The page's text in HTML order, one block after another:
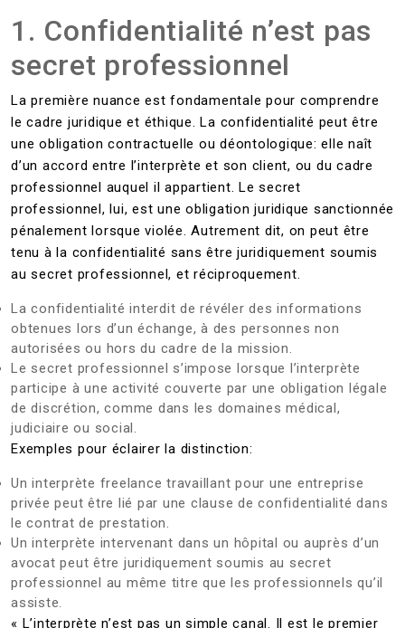
1. Confidentialité n’est pas
secret professionnel
La première nuance est fondamentale pour comprendre
le cadre juridique et éthique. La confidentialité peut être
une obligation contractuelle ou déontologique: elle naît
d’un accord entre l’interprète et son client, ou du cadre
professionnel auquel il appartient. Le secret
professionnel, lui, est une obligation juridique sanctionnée
pénalement lorsque violée. Autrement dit, on peut être
tenu à la confidentialité sans être juridiquement soumis
au secret professionnel, et réciproquement.
La confidentialité interdit de révéler des informations
obtenues lors d’un échange, à des personnes non
autorisées ou hors du cadre de la mission.
Le secret professionnel s’impose lorsque l’interprète
participe à une activité couverte par une obligation légale
de discrétion, comme dans les domaines médical,
judiciaire ou social.
Exemples pour éclairer la distinction:
Un interprète freelance travaillant pour une entreprise
privée peut être lié par une clause de confidentialité dans
le contrat de prestation.
Un interprète intervenant dans un hôpital ou auprès d’un
avocat peut être juridiquement soumis au secret
professionnel au même titre que les professionnels qu’il
assiste.
« L’interprète n’est pas un simple canal. Il est le premier